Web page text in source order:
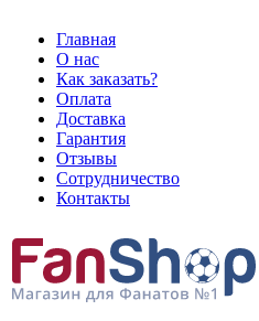
Главная
О нас
Как заказать?
Оплата
Доставка
Гарантия
Отзывы
Сотрудничество
Контакты